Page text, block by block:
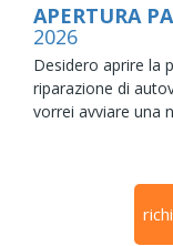
APERTURA
2026
Desidero aprire la
riparazione di
vorrei avviare una